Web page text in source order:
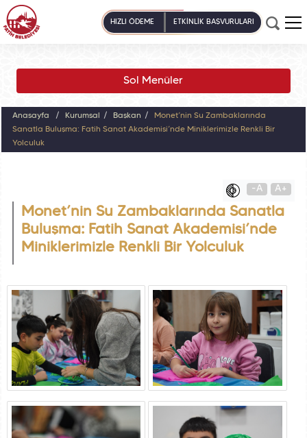
HIZLI ÖDEME ETKİNLİK BAŞVURULARI
Sol Menüler
Anasayfa Kurumsal Başkan
Monet’nin Su Zambaklarında
Sanatla Buluşma: Fatih Sanat Akademisi’nde Miniklerimizle Renkli Bir
Yolculuk
-A A+
Monet’nin Su Zambaklarında Sanatla
Buluşma: Fatih Sanat Akademisi’nde
Miniklerimizle Renkli Bir Yolculuk